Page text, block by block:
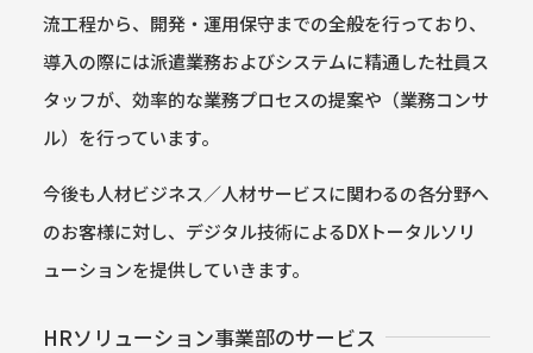
流工程から、開発・運用保守までの全般を行っており、
導入の際には派遣業務およびシステムに精通した社員ス
タッフが、効率的な業務プロセスの提案や（業務コンサ
ル）を行っています。
今後も人材ビジネス／人材サービスに関わるの各分野へ
のお客様に対し、デジタル技術によるDXトータルソリ
ューションを提供していきます。
HRソリューション事業部のサービス